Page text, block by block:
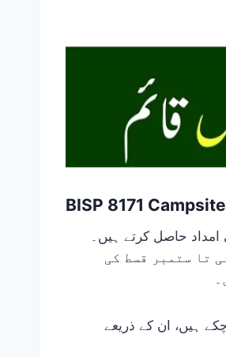
BISP 8171
حاصل کرتے ہیں۔
پروگرام کی جولائی تا ستمبر قسط کی
ہیں، ان کے ذریعے